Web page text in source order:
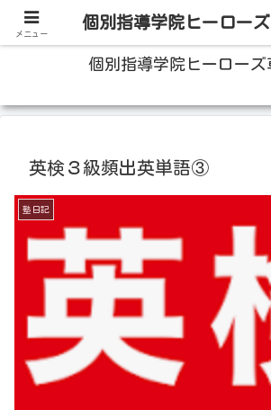
100人いたら100人の成績をあげる草加
個別指導学院ヒーローズ
英検３級頻出英単語③
塾日記
メニュー
個別指導学院ヒーロー